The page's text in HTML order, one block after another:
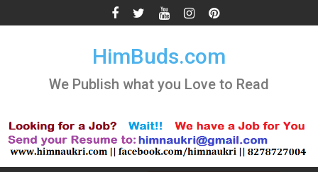
to
HimBuds.com
We Publish what you Love to Read